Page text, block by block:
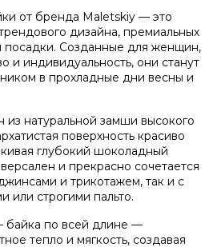
от бренда Maletskiy — это
дизайна, премиальных
посадки. Созданные для женщин,
и индивидуальность, они станут
в прохладные дни весны и
натуральной замши высокого
поверхность красиво
глубокий шоколадный
и прекрасно сочетается
и трикотажем, так и с
или строгими пальто.
байка по всей длине —
тепло и мягкость, создавая